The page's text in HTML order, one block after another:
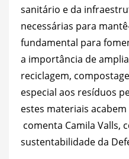
sanitário e da
necessárias para
fundamental para
a importância de
reciclagem,
especial aos resíduos
estes materiais
comenta Camila Valls,
sustentabilidade da